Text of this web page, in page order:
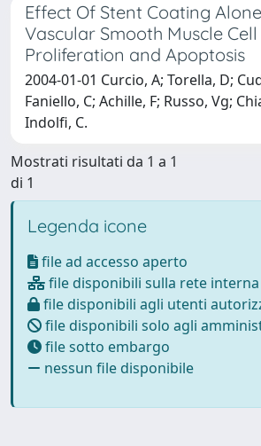
Effect Of Stent Coating
Vascular Smooth Muscle Cell
Proliferation and Apoptosis
2004-01-01 Curcio, A; Torella, D;
Faniello, C; Achille, F; Russo, Vg;
Indolfi, C.
Mostrati risultati da 1 a 1
di 1
Legenda icone
file ad accesso aperto
file disponibili sulla rete interna
file disponibili agli utenti
file disponibili solo agli
file sotto embargo
nessun file disponibile